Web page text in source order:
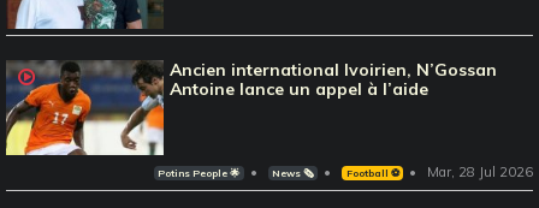
Ancien international Ivoirien, N’Gossan
Antoine lance un appel à l’aide
Potins People 🌟 News 🗞️ Football ⚽️ Mar, 28 Jul 2026